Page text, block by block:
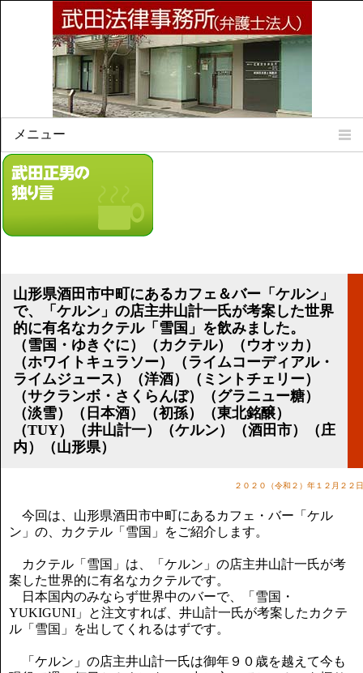
メニュー
Home
所属弁護士
法律相談案内
リンク集
顧問契約について
講演のご案内
気をつけたい法律のポイント
武田正男の独り言
山形県酒田市中町にあるカフェ＆バー「ケルン」
で、「ケルン」の店主井山計一氏が考案した世界
的に有名なカクテル「雪国」を飲みました。
（雪国・ゆきぐに）（カクテル）（ウオッカ）
（ホワイトキュラソー）（ライムコーディアル・
ライムジュース）（洋酒）（ミントチェリー）
（サクランボ・さくらんぼ）（グラニュー糖）
（淡雪）（日本酒）（初孫）（東北銘醸）
（TUY）（井山計一）（ケルン）（酒田市）（庄
内）（山形県）
２０２０（令和２）年１２月２２日
今回は、山形県酒田市中町にあるカフェ・バー「ケル
ン」の、カクテル「雪国」をご紹介します。
カクテル「雪国」は、「ケルン」の店主井山計一氏が考
案した世界的に有名なカクテルです。
日本国内のみならず世界中のバーで、「雪国・
YUKIGUNI」と注文すれば、井山計一氏が考案したカクテ
ル「雪国」を出してくれるはずです。
「ケルン」の店主井山計一氏は御年９０歳を越えて今も